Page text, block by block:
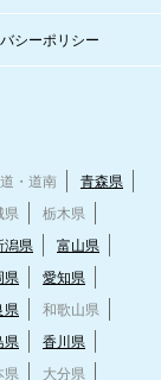
シーポリシー
・道南
青森県
県
栃木県
潟県
富山県
県
愛知県
県
和歌山県
県
香川県
県 大分県